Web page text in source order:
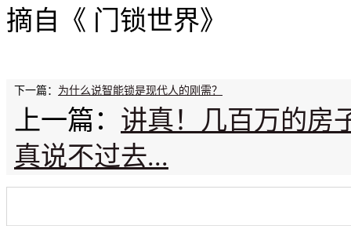
摘自《 门锁世界》
下一篇： 为什么说智能锁是现代人的刚需？
上一篇： 讲真！几百万的房
真说不过去...